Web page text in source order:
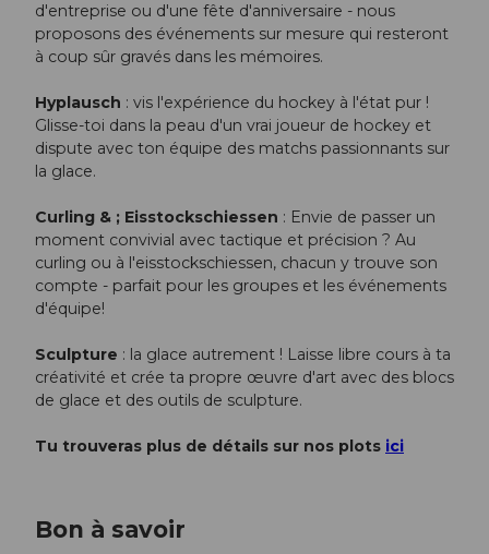
d'entreprise ou d'une fête d'anniversaire - nous
proposons des événements sur mesure qui resteront
à coup sûr gravés dans les mémoires.
Hyplausch : vis l'expérience du hockey à l'état pur !
Glisse-toi dans la peau d'un vrai joueur de hockey et
dispute avec ton équipe des matchs passionnants sur
la glace.
Curling & ; Eisstockschiessen : Envie de passer un
moment convivial avec tactique et précision ? Au
curling ou à l'eisstockschiessen, chacun y trouve son
compte - parfait pour les groupes et les événements
d'équipe!
Sculpture : la glace autrement ! Laisse libre cours à ta
créativité et crée ta propre œuvre d'art avec des blocs
de glace et des outils de sculpture.
Tu trouveras plus de détails sur nos plots ici
Bon à savoir